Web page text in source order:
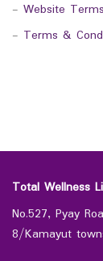
- Website
- Terms &
Total Wellness
No.527, Pyay
8/Kamayut